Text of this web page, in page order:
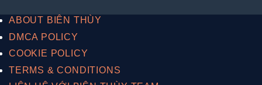
ABOUT BIÊN THÙY
DMCA POLICY
COOKIE POLICY
TERMS & CONDITIONS